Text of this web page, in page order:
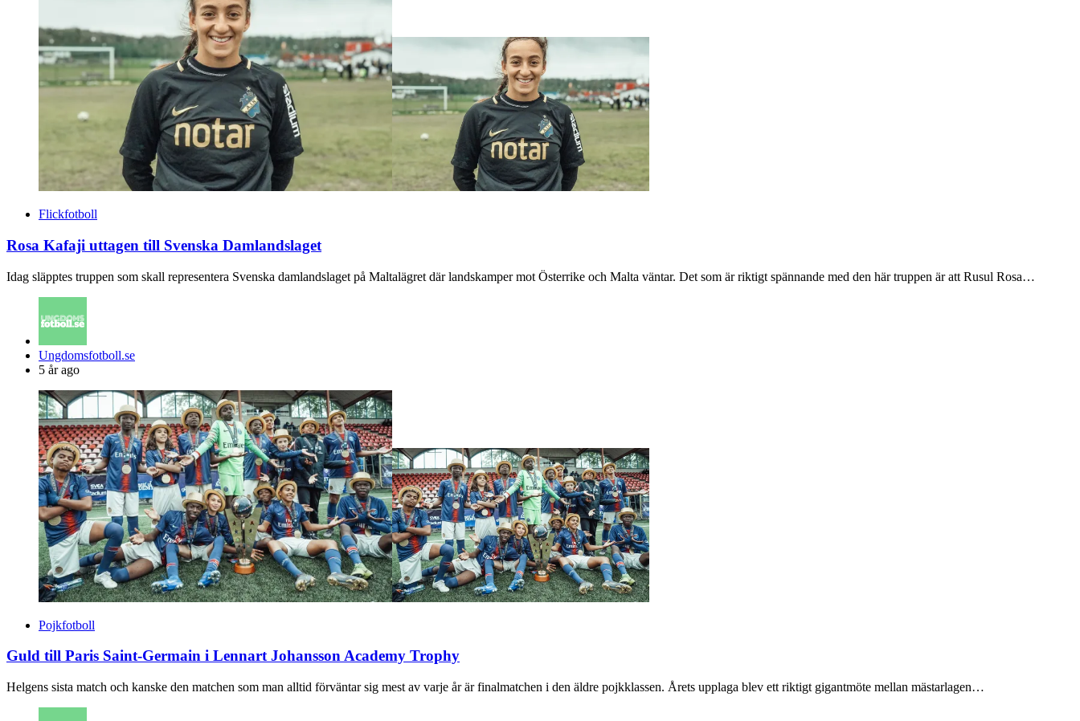
Flickfotboll
Rosa Kafaji uttagen till Svenska Damlandslaget
Idag släpptes truppen som skall representera Svenska damlandslaget på Maltalägret där landskamper mot Österrike och Malta väntar. Det som är riktigt spännande med den här truppen är att Rusul Rosa…
Posted
by
Ungdomsfotboll.se
5 år ago
Pojkfotboll
Guld till Paris Saint-Germain i Lennart Johansson Academy Trophy
Helgens sista match och kanske den matchen som man alltid förväntar sig mest av varje år är finalmatchen i den äldre pojkklassen. Årets upplaga blev ett riktigt gigantmöte mellan mästarlagen…